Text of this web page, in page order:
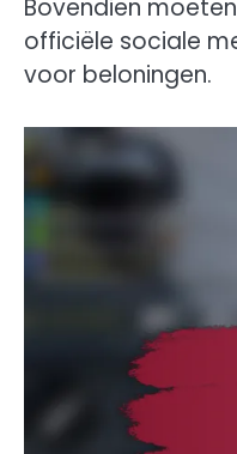
Bovendien
officiële sociale
voor beloningen.